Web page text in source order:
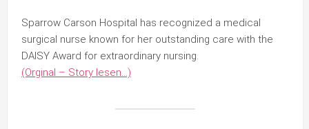
Sparrow Carson Hospital has recognized a medical
surgical nurse known for her outstanding care with the
DAISY Award for extraordinary nursing.
(Orginal – Story lesen…)